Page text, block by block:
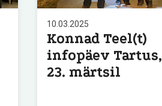
10.03.2025
Konnad Teel(t)
infopäev Tartus,
23. märtsil